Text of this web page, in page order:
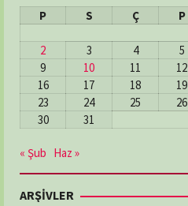
P
S Ç P
2
3 4 5
9
10 11 12
16
17 18 19
23
24 25 26
30
31
« Şub Haz »
ARŞİVLER